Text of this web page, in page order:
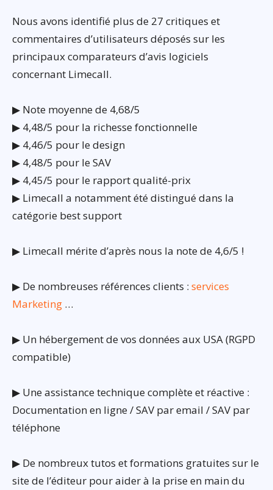
Nous avons identifié plus de 27 critiques et
commentaires d’utilisateurs déposés sur les
principaux comparateurs d’avis logiciels
concernant Limecall.
▶ Note moyenne de 4,68/5
▶ 4,48/5 pour la richesse fonctionnelle
▶ 4,46/5 pour le design
▶ 4,48/5 pour le SAV
▶ 4,45/5 pour le rapport qualité-prix
▶ Limecall a notamment été distingué dans la
catégorie best support
▶ Limecall mérite d’après nous la note de 4,6/5 !
▶ De nombreuses références clients : services
Marketing …
▶ Un hébergement de vos données aux USA (RGPD
compatible)
▶ Une assistance technique complète et réactive :
Documentation en ligne / SAV par email / SAV par
téléphone
▶ De nombreux tutos et formations gratuites sur le
site de l’éditeur pour aider à la prise en main du